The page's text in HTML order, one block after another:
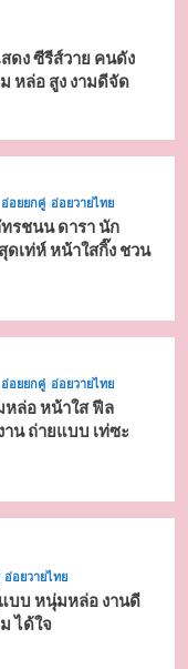
ดง ซีรีส์วาย คนดัง
หล่อ สูง งามดีจัด
อ่อยยกคู่ อ่อยวายไทย
รชนน ดารา นัก
เท่ห์ หน้าใสกิ๊ง ชวน
อ่อยยกคู่ อ่อยวายไทย
ล่อ หน้าใส ฟีล
าน ถ่ายแบบ เท่ซะ
อ่อยวายไทย
บ หนุ่มหล่อ งานดี
ได้ใจ